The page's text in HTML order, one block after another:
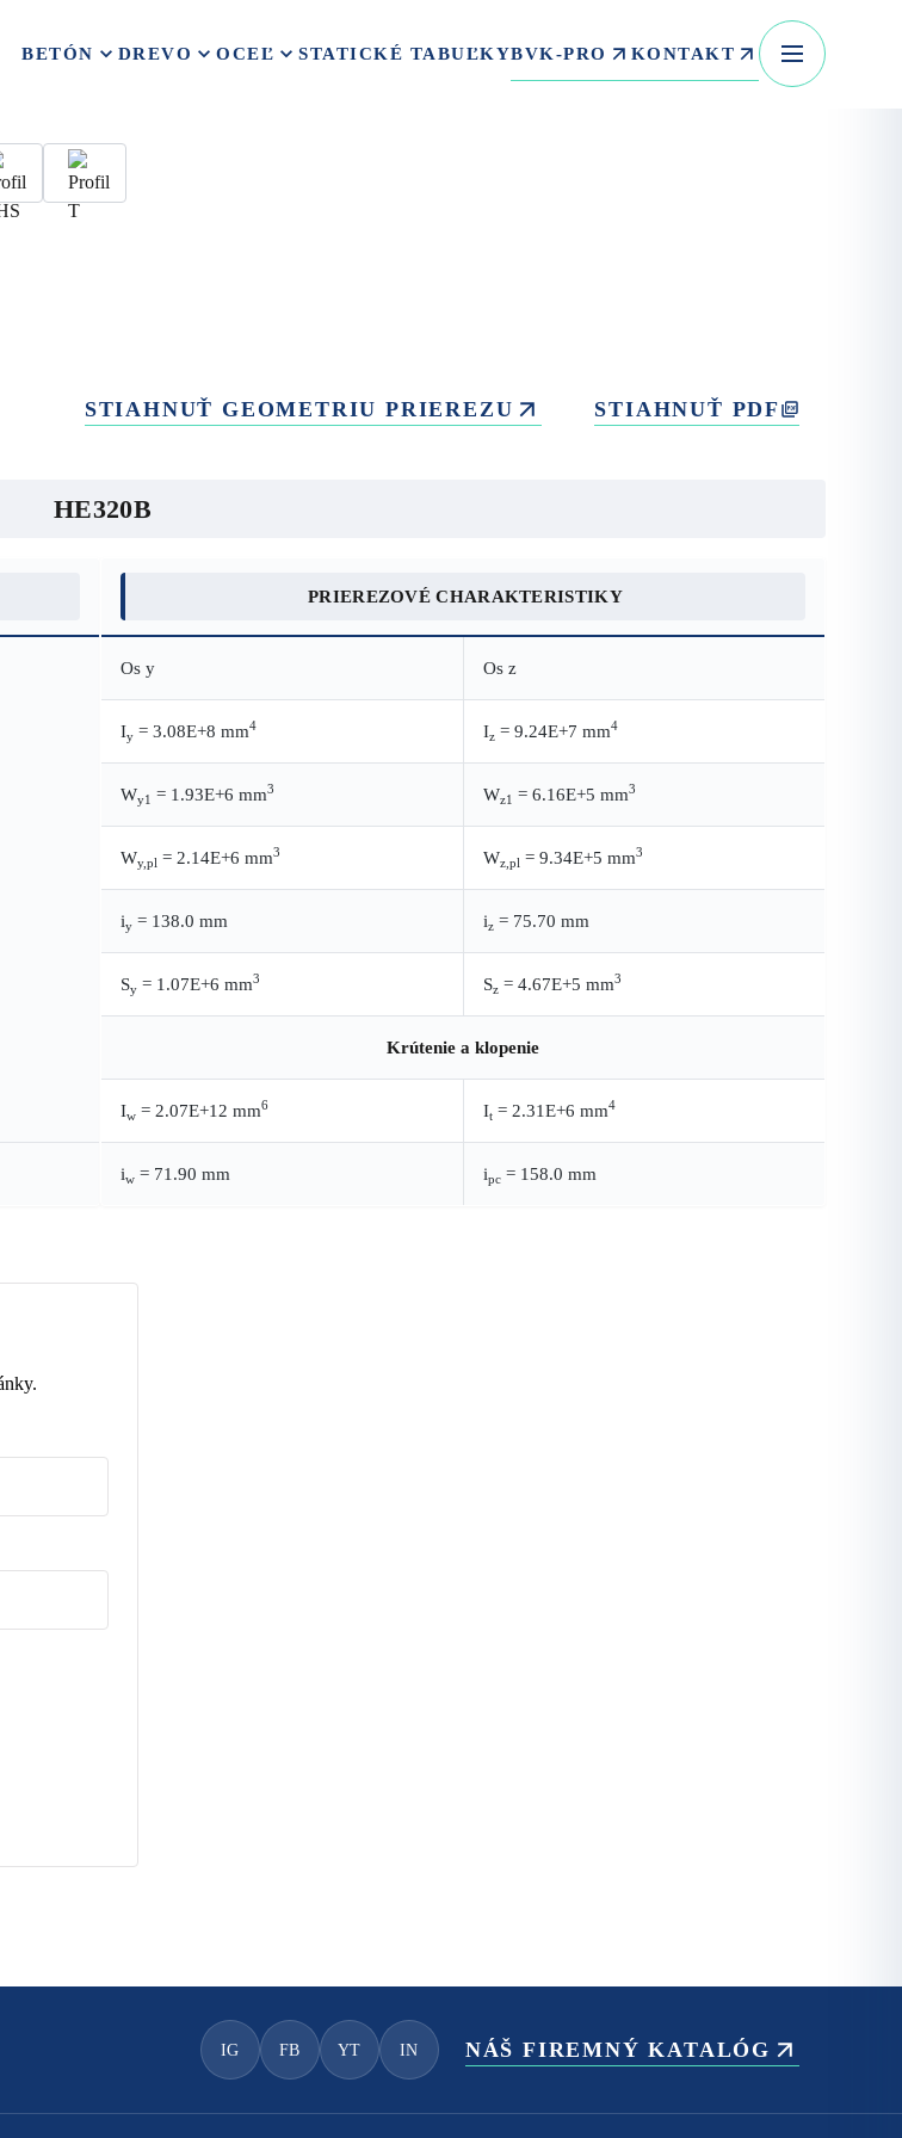
BETÓN DREVO OCEĽ STATICKÉ TABUĽKYBVK-PRO KONTAKT
STIAHNUŤ GEOMETRIU PRIEREZU STIAHNUŤ PDF
HE320B
PRIEREZOVÉ CHARAKTERISTIKY
Os y Os z
Iy = 3.08E+8 mm4 Iz = 9.24E+7 mm4
Wy1 = 1.93E+6 mm3 Wz1 = 6.16E+5 mm3
Wy,pl = 2.14E+6 mm3 Wz,pl = 9.34E+5 mm3
iy = 138.0 mm iz = 75.70 mm
Sy = 1.07E+6 mm3 Sz = 4.67E+5 mm3
Krútenie a klopenie
Iw = 2.07E+12 mm6 It = 2.31E+6 mm4
iw = 71.90 mm ipc = 158.0 mm
IG FB YT IN NÁŠ FIREMNÝ KATALÓG